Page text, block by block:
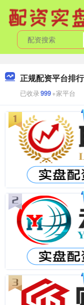
正规配资平台排行
已收录999+家平台